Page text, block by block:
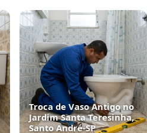
Troca de Vaso Antigo no
Jardim Santa Teresinha,
Santo André‑SP